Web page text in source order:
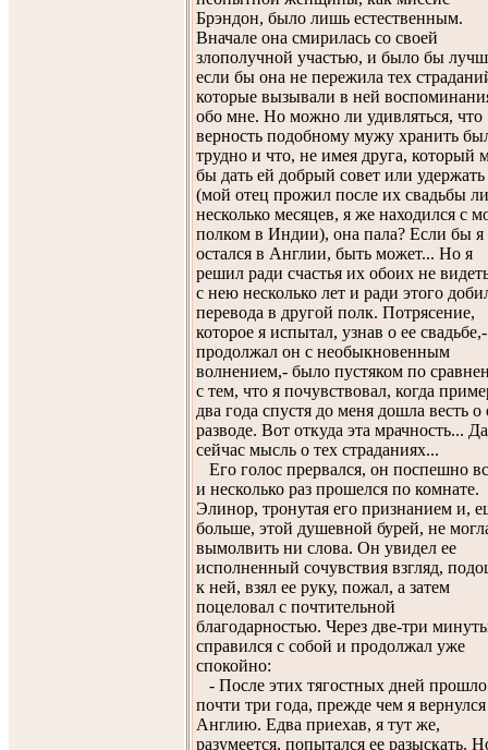
Брэндон, было лишь естественным.
Вначале она смирилась со своей
злополучной участью, и было бы
если бы она не пережила тех
которые вызывали в ней
обо мне. Но можно ли удивляться, что
верность подобному мужу хранить
трудно и что, не имея друга, который
бы дать ей добрый совет или удержать
(мой отец прожил после их свадьбы
несколько месяцев, я же находился с
полком в Индии), она пала? Если бы я
остался в Англии, быть может... Но я
решил ради счастья их обоих не
с нею несколько лет и ради этого
перевода в другой полк. Потрясение,
которое я испытал, узнав о ее свадьбе,-
продолжал он с необыкновенным
волнением,- было пустяком по
с тем, что я почувствовал, когда
два года спустя до меня дошла весть о
разводе. Вот откуда эта мрачность...
сейчас мысль о тех страданиях...
Его голос прервался, он поспешно
и несколько раз прошелся по комнате.
Элинор, тронутая его признанием и,
больше, этой душевной бурей, не
вымолвить ни слова. Он увидел ее
исполненный сочувствия взгляд,
к ней, взял ее руку, пожал, а затем
поцеловал с почтительной
благодарностью. Через две-три
справился с собой и продолжал уже
спокойно:
- После этих тягостных дней прошло
почти три года, прежде чем я
Англию. Едва приехав, я тут же,
разумеется, попытался ее разыскать.